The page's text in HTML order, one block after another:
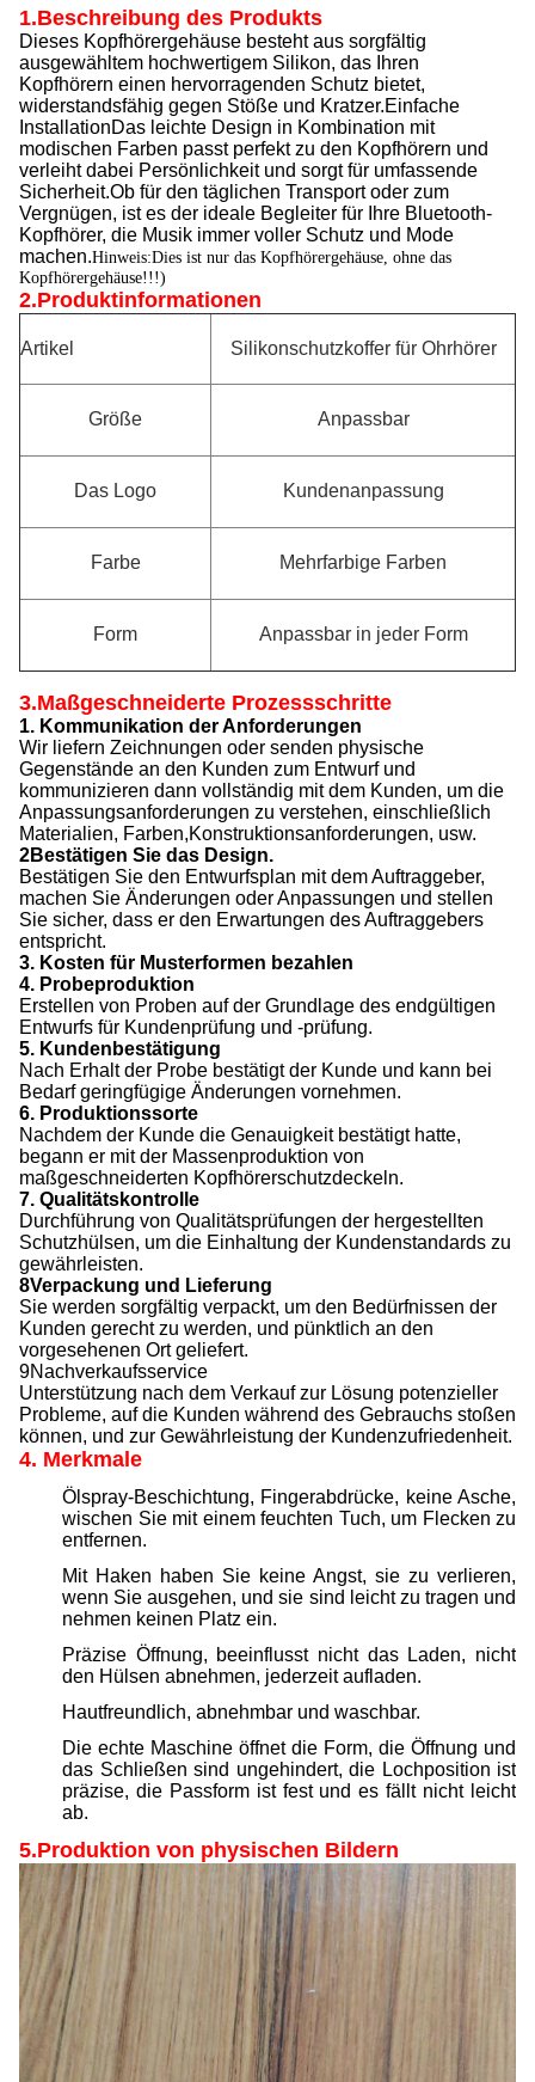
1.Beschreibung des Produkts
Dieses Kopfhörergehäuse besteht aus sorgfältig
ausgewähltem hochwertigem Silikon, das Ihren
Kopfhörern einen hervorragenden Schutz bietet,
widerstandsfähig gegen Stöße und Kratzer.Einfache
InstallationDas leichte Design in Kombination mit
modischen Farben passt perfekt zu den Kopfhörern und
verleiht dabei Persönlichkeit und sorgt für umfassende
Sicherheit.Ob für den täglichen Transport oder zum
Vergnügen, ist es der ideale Begleiter für Ihre Bluetooth-
Kopfhörer, die Musik immer voller Schutz und Mode
machen.Hinweis:Dies ist nur das Kopfhörergehäuse, ohne das
Kopfhörergehäuse!!!)
2.Produktinformationen
Artikel Silikonschutzkoffer für Ohrhörer
Größe Anpassbar
Das Logo Kundenanpassung
Farbe Mehrfarbige Farben
Form Anpassbar in jeder Form
3.Maßgeschneiderte Prozessschritte
1. Kommunikation der Anforderungen
Wir liefern Zeichnungen oder senden physische
Gegenstände an den Kunden zum Entwurf und
kommunizieren dann vollständig mit dem Kunden, um die
Anpassungsanforderungen zu verstehen, einschließlich
Materialien, Farben,Konstruktionsanforderungen, usw.
2Bestätigen Sie das Design.
Bestätigen Sie den Entwurfsplan mit dem Auftraggeber,
machen Sie Änderungen oder Anpassungen und stellen
Sie sicher, dass er den Erwartungen des Auftraggebers
entspricht.
3. Kosten für Musterformen bezahlen
4. Probeproduktion
Erstellen von Proben auf der Grundlage des endgültigen
Entwurfs für Kundenprüfung und -prüfung.
5. Kundenbestätigung
Nach Erhalt der Probe bestätigt der Kunde und kann bei
Bedarf geringfügige Änderungen vornehmen.
6. Produktionssorte
Nachdem der Kunde die Genauigkeit bestätigt hatte,
begann er mit der Massenproduktion von
maßgeschneiderten Kopfhörerschutzdeckeln.
7. Qualitätskontrolle
Durchführung von Qualitätsprüfungen der hergestellten
Schutzhülsen, um die Einhaltung der Kundenstandards zu
gewährleisten.
8Verpackung und Lieferung
Sie werden sorgfältig verpackt, um den Bedürfnissen der
Kunden gerecht zu werden, und pünktlich an den
vorgesehenen Ort geliefert.
9Nachverkaufsservice
Unterstützung nach dem Verkauf zur Lösung potenzieller
Probleme, auf die Kunden während des Gebrauchs stoßen
können, und zur Gewährleistung der Kundenzufriedenheit.
4. Merkmale
Ölspray-Beschichtung, Fingerabdrücke, keine Asche,
wischen Sie mit einem feuchten Tuch, um Flecken zu
entfernen.
Mit Haken haben Sie keine Angst, sie zu verlieren,
wenn Sie ausgehen, und sie sind leicht zu tragen und
nehmen keinen Platz ein.
Präzise Öffnung, beeinflusst nicht das Laden, nicht
den Hülsen abnehmen, jederzeit aufladen.
Hautfreundlich, abnehmbar und waschbar.
Die echte Maschine öffnet die Form, die Öffnung und
das Schließen sind ungehindert, die Lochposition ist
präzise, die Passform ist fest und es fällt nicht leicht
ab.
5.Produktion von physischen Bildern